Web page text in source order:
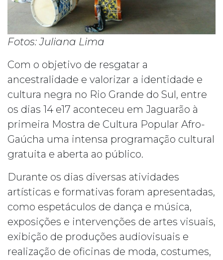
Fotos: Juliana Lima
Com o objetivo de resgatar a
ancestralidade e valorizar a identidade e
cultura negra no Rio Grande do Sul, entre
os dias 14 e17 aconteceu em Jaguarão à
primeira Mostra de Cultura Popular Afro-
Gaúcha uma intensa programação cultural
gratuita e aberta ao público.
Durante os dias diversas atividades
artísticas e formativas foram apresentadas,
como espetáculos de dança e música,
exposições e intervenções de artes visuais,
exibição de produções audiovisuais e
realização de oficinas de moda, costumes,